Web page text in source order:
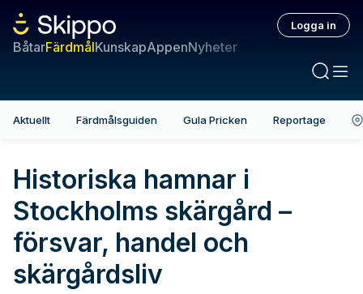
BåtarFärdmålKunskapAppenNyheter
Logga in
Aktuellt Färdmålsguiden Gula Pricken Reportage
Historiska hamnar i
Stockholms skärgård –
försvar, handel och
skärgårdsliv